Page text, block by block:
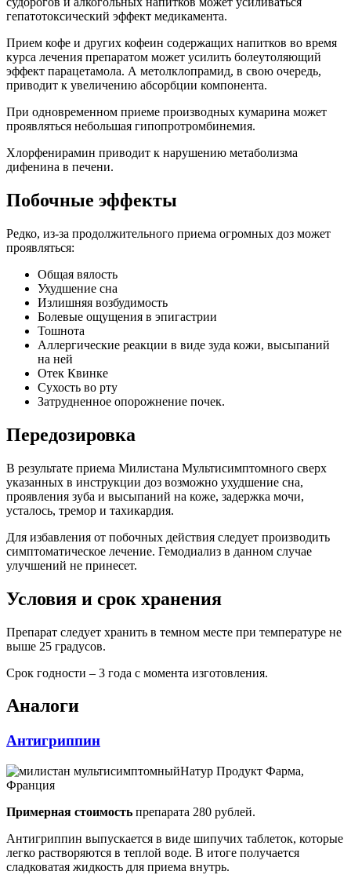
гепатотоксический эффект медикамента.
Прием кофе и других кофеин содержащих напитков во время
курса лечения препаратом может усилить болеутоляющий
эффект парацетамола. А метолклопрамид, в свою очередь,
приводит к увеличению абсорбции компонента.
При одновременном приеме производных кумарина может
проявляться небольшая гипопротромбинемия.
Хлорфенирамин приводит к нарушению метаболизма
дифенина в печени.
Побочные эффекты
Редко, из-за продолжительного приема огромных доз может
проявляться:
Общая вялость
Ухудшение сна
Излишняя возбудимость
Болевые ощущения в эпигастрии
Тошнота
Аллергические реакции в виде зуда кожи, высыпаний
на ней
Отек Квинке
Сухость во рту
Затрудненное опорожнение почек.
Передозировка
В результате приема Милистана Мультисимптомного сверх
указанных в инструкции доз возможно ухудшение сна,
проявления зуба и высыпаний на коже, задержка мочи,
усталось, тремор и тахикардия.
Для избавления от побочных действия следует производить
симптоматическое лечение. Гемодиализ в данном случае
улучшений не принесет.
Условия и срок хранения
Препарат следует хранить в темном месте при температуре не
выше 25 градусов.
Срок годности – 3 года с момента изготовления.
Аналоги
Антигриппин
Натур Продукт Фарма,
Франция
Примерная стоимость препарата 280 рублей.
Антигриппин выпускается в виде шипучих таблеток, которые
легко растворяются в теплой воде. В итоге получается
сладковатая жидкость для приема внутрь.